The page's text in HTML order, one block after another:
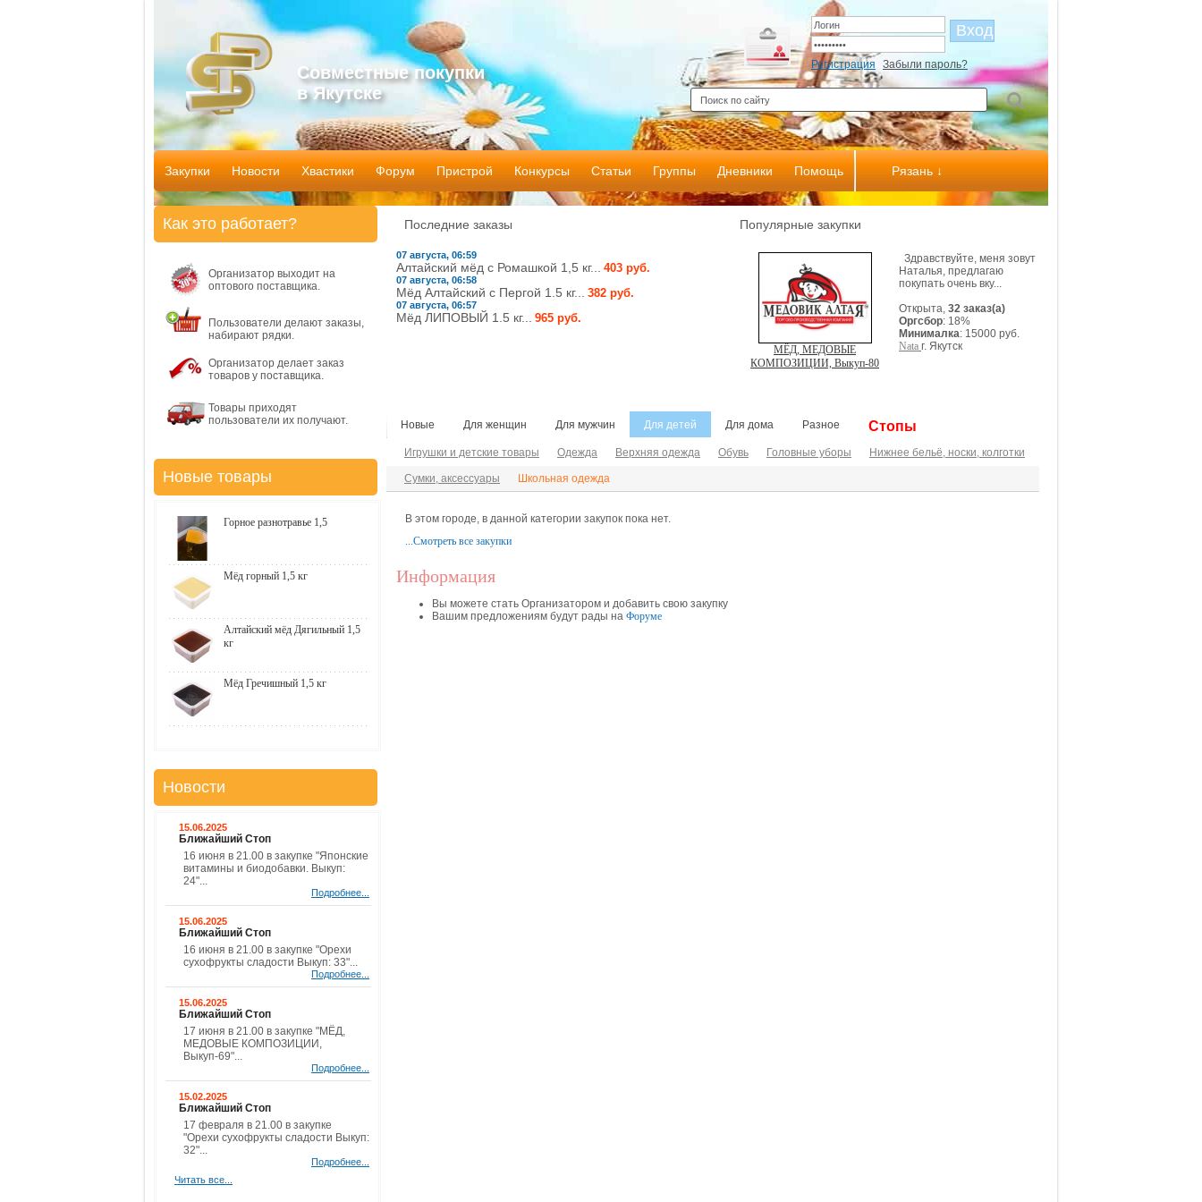
Совместные покупки
в Якутске
Регистрация Забыли пароль?
Закупки Новости Хвастики Форум Пристрой Конкурсы Статьи Группы Дневники Помощь Рязань ↓
Последние заказы
07 августа, 06:59
Алтайский мёд с Ромашкой 1,5 кг... 403 руб.
07 августа, 06:58
Мёд Алтайский с Пергой 1.5 кг... 382 руб.
07 августа, 06:57
Мёд ЛИПОВЫЙ 1.5 кг... 965 руб.
Популярные закупки
МЁД, МЕДОВЫЕ
КОМПОЗИЦИИ, Выкуп-80
Здравствуйте, меня зовут
Наталья, предлагаю
покупать очень вку...
Открыта, 32 заказ(а)
Оргсбор: 18%
Минималка: 15000 руб.
Nata г. Якутск
Новые Для женщин Для мужчин Для детей Для дома Разное Стопы
Игрушки и детские товары Одежда Верхняя одежда Обувь Головные уборы Нижнее бельё, носки, колготки
Сумки, аксессуары Школьная одежда
В этом городе, в данной категории закупок пока нет.
...Смотреть все закупки
Информация
Вы можете стать Организатором и добавить свою закупку
Вашим предложениям будут рады на Форуме
Как это работает?
Организатор выходит на
оптового поставщика.
Пользователи делают заказы,
набирают рядки.
Организатор делает заказ
товаров у поставщика.
Товары приходят
пользователи их получают.
Новые товары
Горное разнотравье 1,5
Мёд горный 1,5 кг
Алтайский мёд Дягильный 1,5
кг
Мёд Гречишный 1,5 кг
Новости
15.06.2025
Ближайший Стоп
16 июня в 21.00 в закупке "Японские
витамины и биодобавки. Выкуп:
24"...
Подробнее...
15.06.2025
Ближайший Стоп
16 июня в 21.00 в закупке "Орехи
сухофрукты сладости Выкуп: 33"...
Подробнее...
15.06.2025
Ближайший Стоп
17 июня в 21.00 в закупке "МЁД,
МЕДОВЫЕ КОМПОЗИЦИИ,
Выкуп-69"...
Подробнее...
15.02.2025
Ближайший Стоп
17 февраля в 21.00 в закупке
"Орехи сухофрукты сладости Выкуп:
32"...
Подробнее...
Читать все...